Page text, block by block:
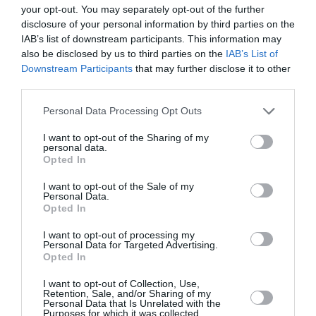
your opt-out. You may separately opt-out of the further
disclosure of your personal information by third parties on the
IAB’s list of downstream participants. This information may
also be disclosed by us to third parties on the IAB’s List of
Downstream Participants that may further disclose it to other
Personal Data Processing Opt Outs
I want to opt-out of the Sharing of my
personal data.
Opted In
I want to opt-out of the Sale of my
Personal Data.
Opted In
I want to opt-out of processing my
Personal Data for Targeted Advertising.
Opted In
I want to opt-out of Collection, Use,
Retention, Sale, and/or Sharing of my
Personal Data that Is Unrelated with the
Purposes for which it was collected.
atroce, am cerut să se facă o autopsie la Institutul
Zooprofilactic din Sondrio. Îndoielile noastre au fost
confirmate; în ficat a fost găsită otravă de șobolani.
Cineva aruncase momeala în grădină. Un act josnic și
crud. Mama mea este foarte bătrână, Snoopy a fost
plătim până la 50.000 de euro oricărei persoane care
justiției”.
socializare și a avut deja sute de distribuiri.
STIRI ITALIA
Articolul anterior